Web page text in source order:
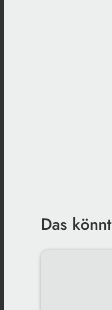
Das